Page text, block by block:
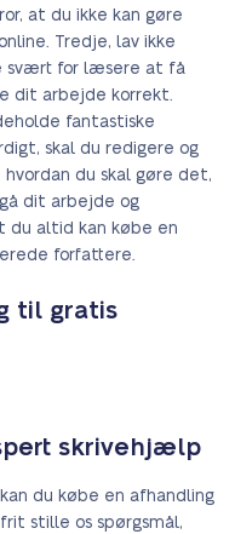
at du ikke kan gøre
Tredje, lav ikke
svært for læsere at få
dit arbejde korrekt.
fantastiske
skal du redigere og
du skal gøre det,
dit arbejde og
du altid kan købe en
forfattere.
til gratis
skrivehjælp
du købe en afhandling
stille os spørgsmål,